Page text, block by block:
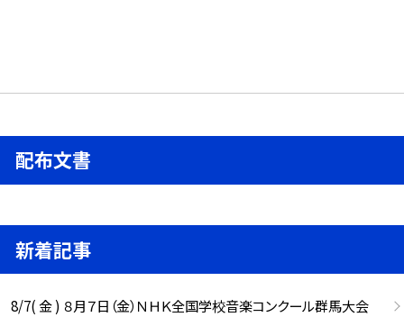
配布文書
新着記事
8/7( 金 ) ８月７日（金）ＮＨＫ全国学校音楽コンクール群馬大会